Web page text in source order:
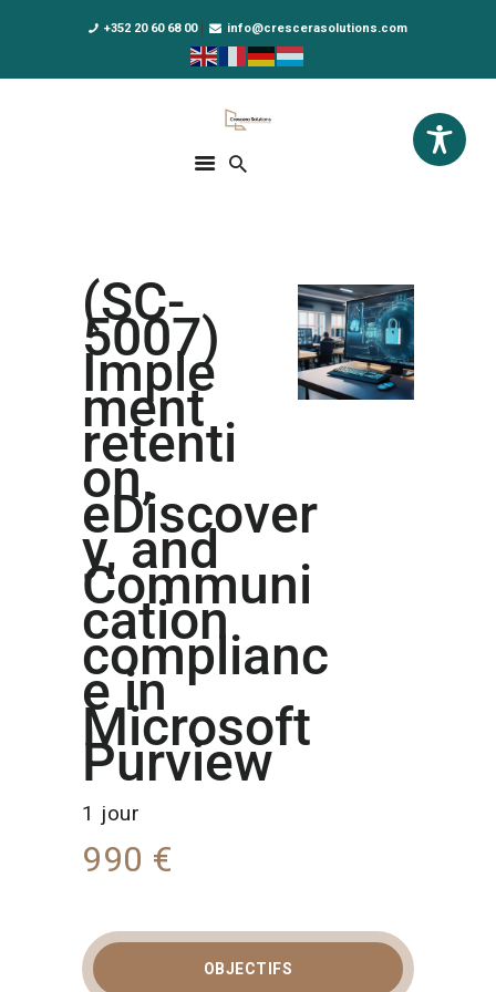
+352 20 60 68 00 info@crescerasolutions.com
Crescera Solutions
Solutions for your evolution
DPO AS A SERVICE
NOUS CONNAÎTRE
ACTUALITÉS
(SC-
5007)
Imple
ment
retenti
on,
eDiscover
y, and
Communi
cation
complianc
e in
Microsoft
Purview
1 jour
990 €
OBJECTIFS